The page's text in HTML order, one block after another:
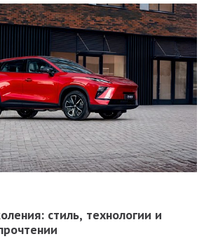
стиль, технологии и